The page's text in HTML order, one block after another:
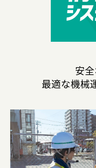
安
最適な機械